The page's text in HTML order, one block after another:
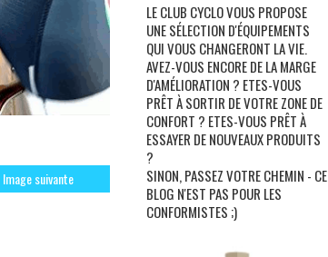
Image suivante
LE CLUB CYCLO VOUS PROPOSE
UNE SÉLECTION D'ÉQUIPEMENTS
QUI VOUS CHANGERONT LA VIE.
AVEZ-VOUS ENCORE DE LA MARGE
D'AMÉLIORATION ? ETES-VOUS
PRÊT À SORTIR DE VOTRE ZONE DE
CONFORT ? ETES-VOUS PRÊT À
ESSAYER DE NOUVEAUX PRODUITS
?
SINON, PASSEZ VOTRE CHEMIN - CE
BLOG N'EST PAS POUR LES
CONFORMISTES ;)